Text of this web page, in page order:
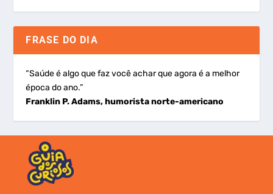
FRASE DO DIA
“Saúde é algo que faz você achar que agora é a melhor
época do ano.”
Franklin P. Adams, humorista norte-americano